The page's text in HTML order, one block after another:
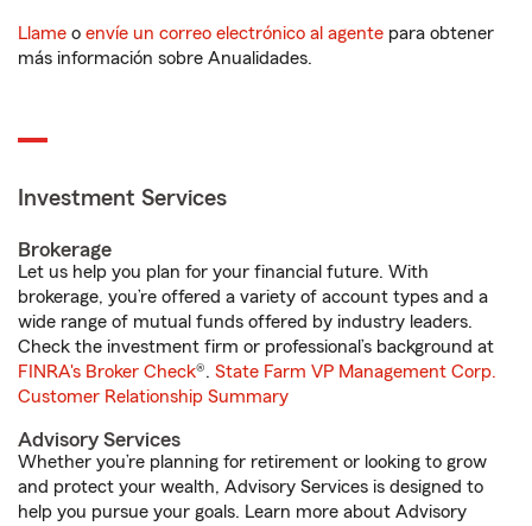
Llame o envíe un correo electrónico al agente para obtener
más información sobre Anualidades.
Investment Services
Brokerage
Let us help you plan for your financial future. With
brokerage, you’re offered a variety of account types and a
wide range of mutual funds offered by industry leaders.
Check the investment firm or professional’s background at
FINRA's Broker Check®. State Farm VP Management Corp.
Customer Relationship Summary
Advisory Services
Whether you’re planning for retirement or looking to grow
and protect your wealth, Advisory Services is designed to
help you pursue your goals. Learn more about Advisory